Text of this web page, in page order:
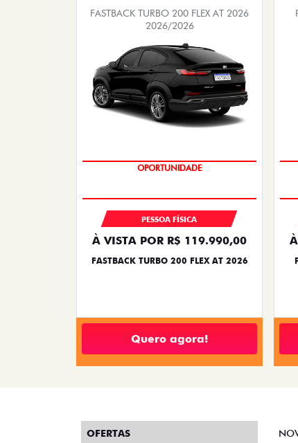
FASTBACK TURBO 200 FLEX AT 2026
2026/2026
OPORTUNIDADE
PESSOA FÍSICA
À VISTA POR R$ 119.990,00
FASTBACK TURBO 200 FLEX AT 2026
Quero agora!
OFERTAS